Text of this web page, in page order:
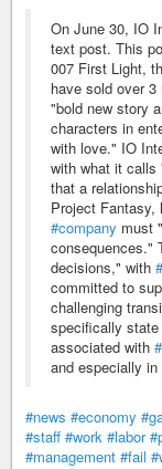
On June 30, IO
text post. This
007 First Light,
have sold over
"bold new story
characters in
with love." IO
with what it calls
that a
Project
#company must
consequences."
decisions," with
committed to
challenging
specifically
associated with
and especially
#news #economy
#staff #work #labor
#management #fail